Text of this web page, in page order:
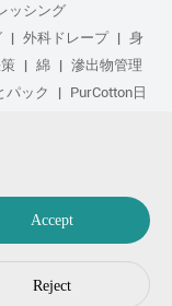
ッシング
外科ドレープ
身
綿
滲出物管理
パック
PurCotton日
., ltd。著作権所有
イバシーポリシーを
Accept
Reject